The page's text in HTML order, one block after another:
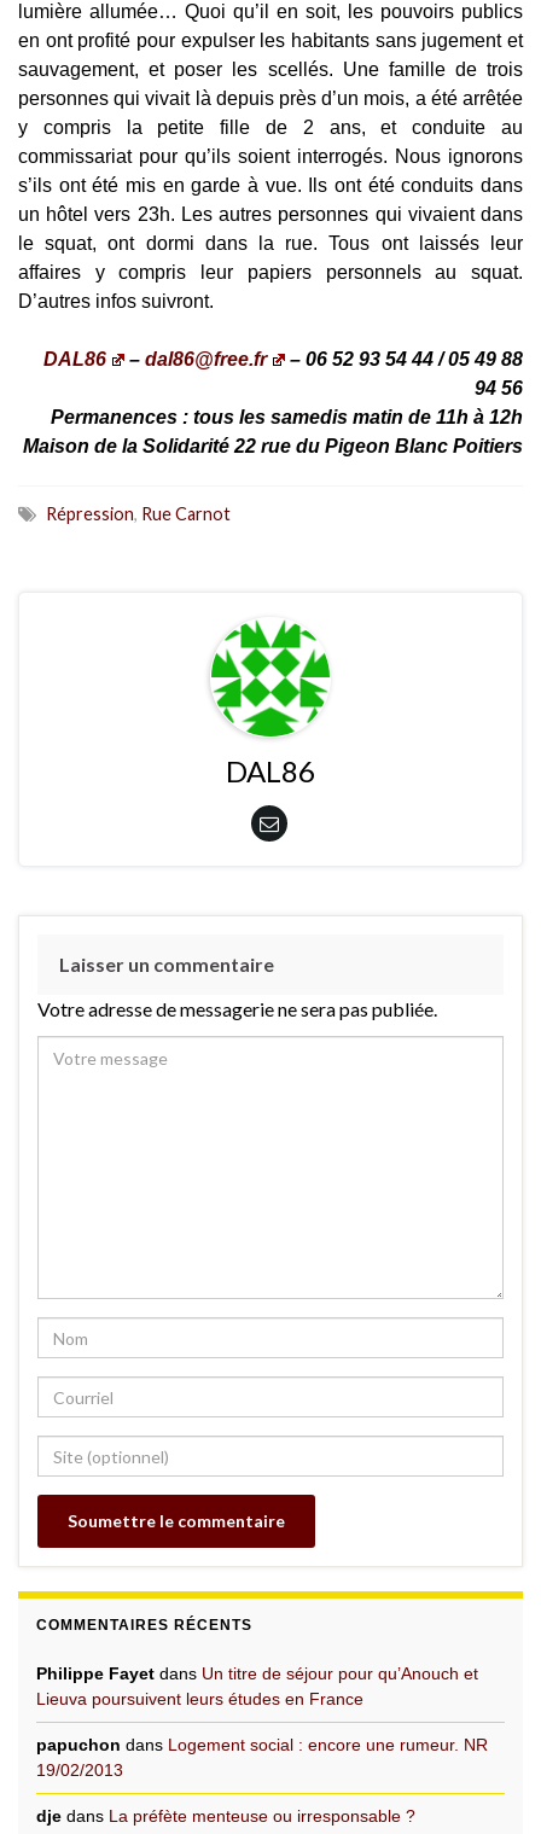
lumière allumée… Quoi qu’il en soit, les pouvoirs publics
en ont profité pour expulser les habitants sans jugement et
sauvagement, et poser les scellés. Une famille de trois
personnes qui vivait là depuis près d’un mois, a été arrêtée
y compris la petite fille de 2 ans, et conduite au
commissariat pour qu’ils soient interrogés. Nous ignorons
s’ils ont été mis en garde à vue. Ils ont été conduits dans
un hôtel vers 23h. Les autres personnes qui vivaient dans
le squat, ont dormi dans la rue. Tous ont laissés leur
affaires y compris leur papiers personnels au squat.
D’autres infos suivront.
DAL86 – dal86@free.fr
– 06 52 93 54 44 / 05 49 88
94 56
Permanences : tous les samedis matin de 11h à 12h
Maison de la Solidarité 22 rue du Pigeon Blanc Poitiers
Répression, Rue Carnot
DAL86
Laisser un commentaire
Votre adresse de messagerie ne sera pas publiée.
COMMENTAIRES RÉCENTS
Philippe Fayet dans Un titre de séjour pour qu’Anouch et
Lieuva poursuivent leurs études en France
papuchon dans Logement social : encore une rumeur. NR
19/02/2013
dje dans La préfète menteuse ou irresponsable ?